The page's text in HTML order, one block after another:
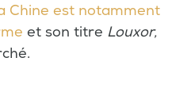
Chine est notamment
et son titre Louxor,